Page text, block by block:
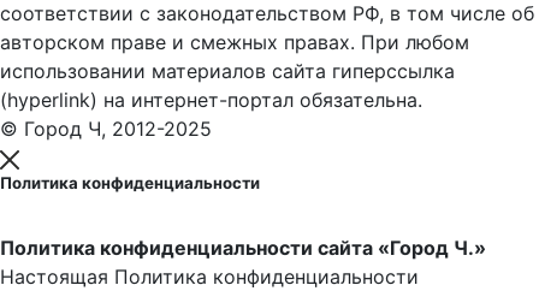
соответствии с законодательством РФ, в том числе об
авторском праве и смежных правах. При любом
использовании материалов сайта гиперссылка
(hyperlink) на интернет-портал обязательна.
© Город Ч, 2012-2025
Политика конфиденциальности
Политика конфиденциальности сайта «Город Ч.»
Настоящая Политика конфиденциальности